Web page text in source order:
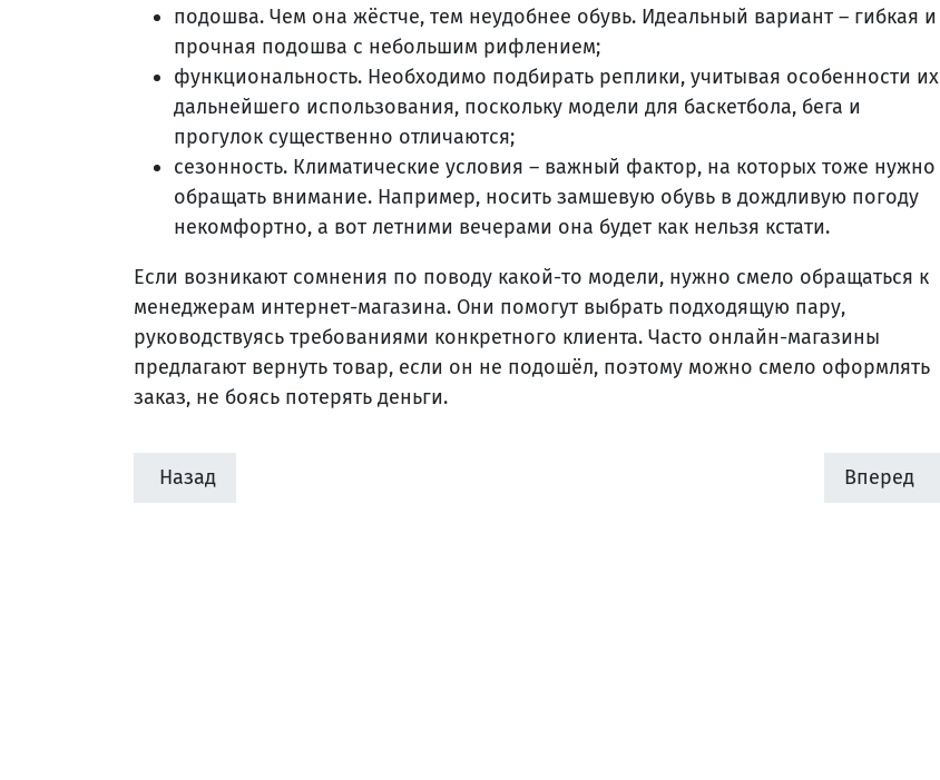
подошва. Чем она жёстче, тем неудобнее обувь. Идеальный вариант – гибкая и
прочная подошва с небольшим рифлением;
функциональность. Необходимо подбирать реплики, учитывая особенности их
дальнейшего использования, поскольку модели для баскетбола, бега и
прогулок существенно отличаются;
сезонность. Климатические условия – важный фактор, на которых тоже нужно
обращать внимание. Например, носить замшевую обувь в дождливую погоду
некомфортно, а вот летними вечерами она будет как нельзя кстати.
Если возникают сомнения по поводу какой-то модели, нужно смело обращаться к
менеджерам интернет-магазина. Они помогут выбрать подходящую пару,
руководствуясь требованиями конкретного клиента. Часто онлайн-магазины
предлагают вернуть товар, если он не подошёл, поэтому можно смело оформлять
заказ, не боясь потерять деньги.
Назад Вперед